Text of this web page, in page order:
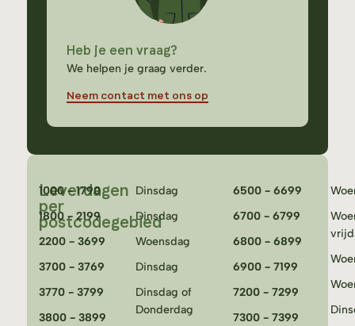
Heb je een vraag?
We helpen je graag verder.
Neem contact met ons op
Leverdagen
per
postcodegebied
1000 - 1790
1800 - 2199
2200 - 3699
3700 - 3769
3770 - 3799
3800 - 3899
Dinsdag
Dinsdag
Woensdag
Dinsdag
Dinsdag of
Donderdag
6500 - 6699
6700 - 6799
6800 - 6899
6900 - 7199
7200 - 7299
7300 - 7399